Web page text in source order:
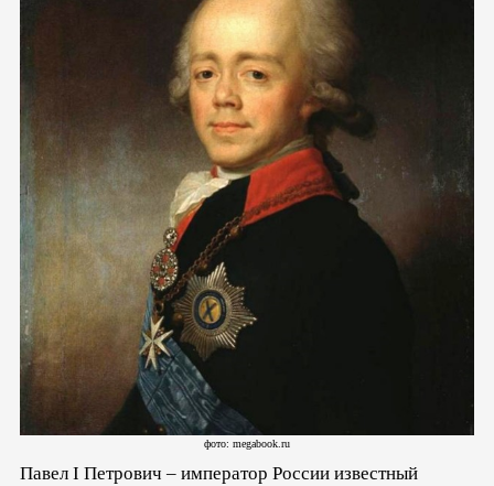
фото: megabook.ru
Павел I Петрович – император России известный